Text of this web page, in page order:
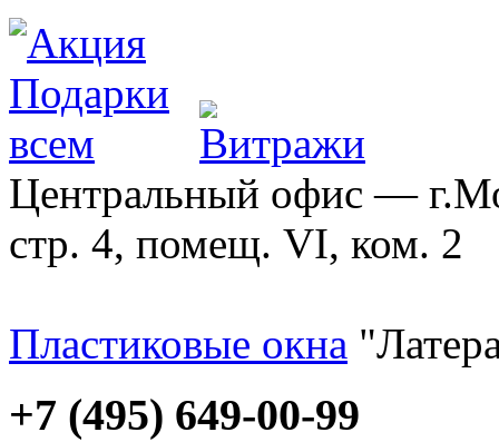
Центральный офис —
стр. 4, помещ. VI, ком. 2
Пластиковые окна
+7 (495) 649-00-99